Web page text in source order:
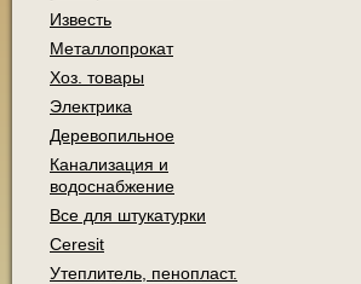
Известь
Металлопрокат
Хоз. товары
Электрика
Деревопильное
Канализация и
водоснабжение
Все для штукатурки
Ceresit
Утеплитель, пенопласт.